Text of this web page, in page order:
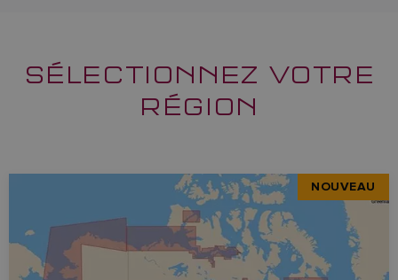
SÉLECTIONNEZ VOTRE
RÉGION
NOUVEAU